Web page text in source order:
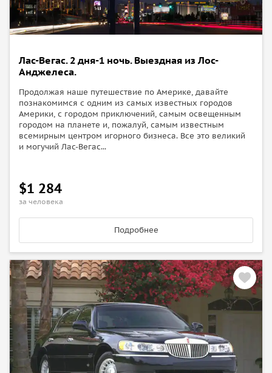
Лас-Вегас. 2 дня-1 ночь. Выездная из Лос-
Анджелеса.
Продолжая наше путешествие по Америке, давайте
познакомимся с одним из самых известных городов
Америки, с городом приключений, самым освещенным
городом на планете и, пожалуй, самым известным
всемирным центром игорного бизнеса. Все это великий
и могучий Лас-Вегас...
$1 284
за человека
Подробнее